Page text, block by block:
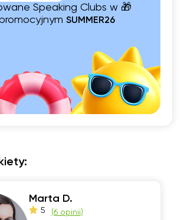
Speaking Clubs w 🎁
SUMMER26
Marta D.
5 (6 opinii)